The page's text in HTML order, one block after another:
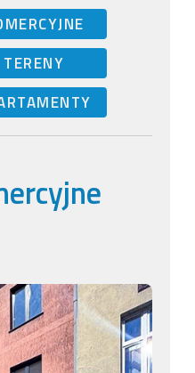
TERENY